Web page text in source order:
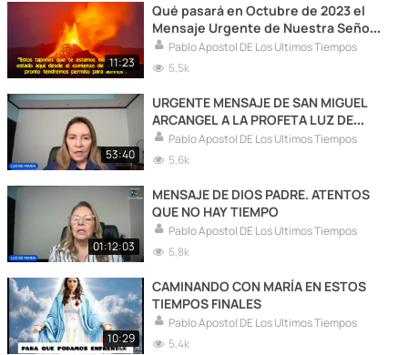
11:23
Qué pasará en Octubre de 2023 el
Mensaje Urgente de Nuestra Señora
a Valentina Papagna
Pablo Apostol DE Los Ultimos Tiempos
5,5k
53:40
URGENTE MENSAJE DE SAN MIGUEL
ARCANGEL A LA PROFETA LUZ DE
MARIA DE BONILLA
Pablo Apostol DE Los Ultimos Tiempos
5,6k
01:12:03
MENSAJE DE DIOS PADRE. ATENTOS
QUE NO HAY TIEMPO
Pablo Apostol DE Los Ultimos Tiempos
5,8k
10:29
CAMINANDO CON MARÍA EN ESTOS
TIEMPOS FINALES
Pablo Apostol DE Los Ultimos Tiempos
5,4k